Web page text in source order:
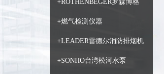
+ROTHENBEGER罗森博格
+燃气检测仪器
+LEADER雷德尔消防排烟机
+SONHO台湾松河水泵